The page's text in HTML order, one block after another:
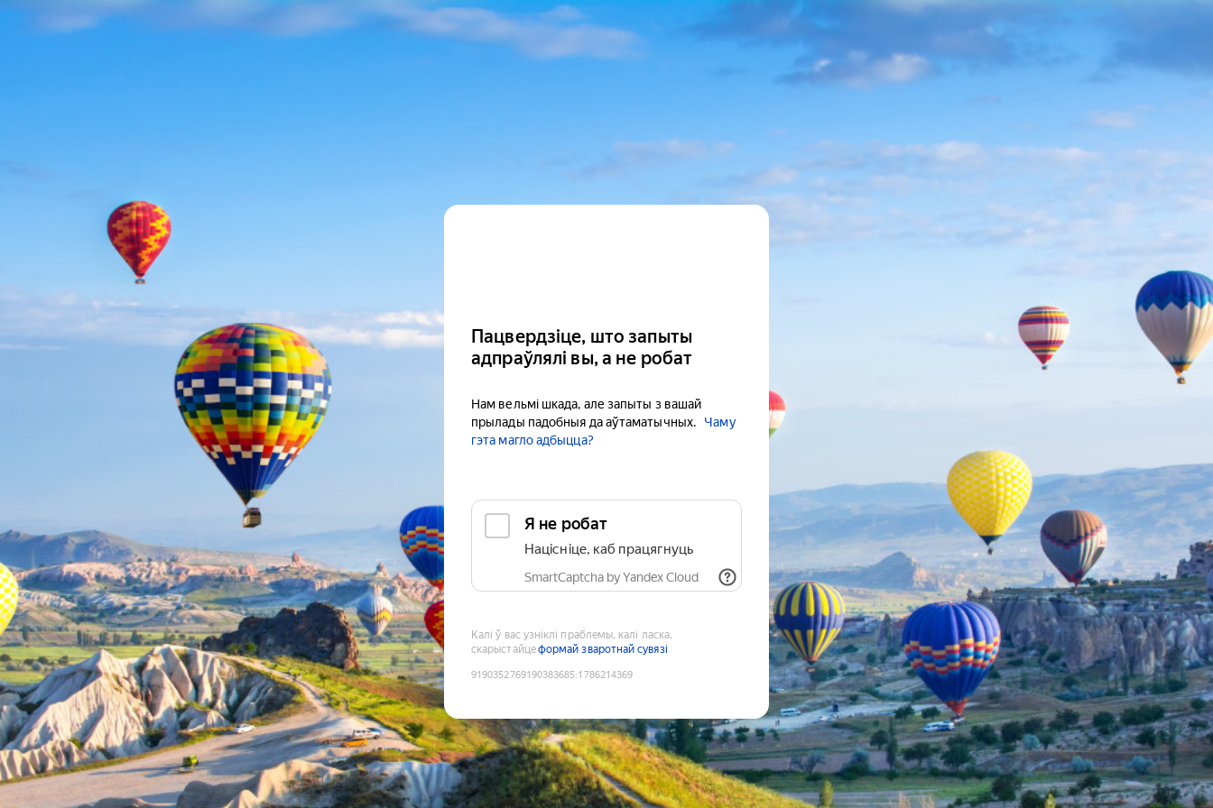
Пацвердзіце, што запыты
адпраўлялі вы, а не робат
Нам вельмі шкада, але запыты з вашай
прылады падобныя да аўтаматычных.
Чаму
гэта магло адбыцца?
Я не робат
Націсніце, каб працягнуць
SmartCaptcha by Yandex Cloud
Калі ў вас узніклі праблемы, калі ласка,
скарыстайцеформай зваротнай сувязі
9190352769190383685:1786214369